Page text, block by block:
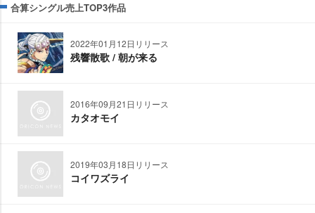
合算シングル売上TOP3作品
2022年01月12日リリース
残響散歌 / 朝が来る
2016年09月21日リリース
カタオモイ
2019年03月18日リリース
コイワズライ